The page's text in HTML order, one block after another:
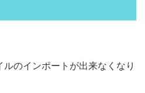
のインポートが出来なくなり